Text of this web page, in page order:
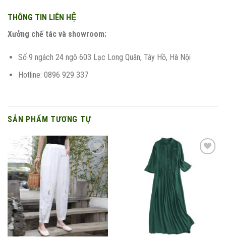
THÔNG TIN LIÊN HỆ
Xưởng chế tác và showroom:
Số 9 ngách 24 ngõ 603 Lạc Long Quân, Tây Hồ, Hà Nội
Hotline: 0896 929 337
SẢN PHẨM TƯƠNG TỰ
Add to
wishlist